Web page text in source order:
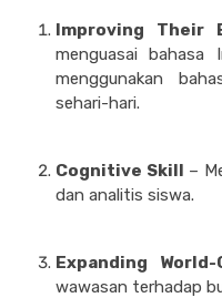
Improving Their
menguasai bahasa
menggunakan
sehari-hari.
Cognitive Skill –
dan analitis siswa.
Expanding
wawasan terhadap